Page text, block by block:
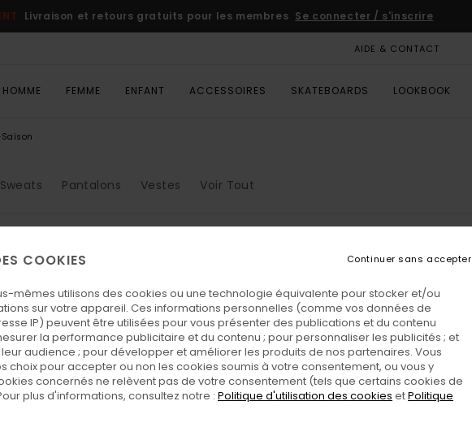
Livraison et retours gratuits pour les membres Se connecter / s'inscrire
AIDE & CONTACT
HOMME FEMME ENFANT ACCESSOIRES SKATEBOARDS LOOKBOOK
Sweats Pantalons Vestes Voir Tout
produits seront bientôt de retour
plaire
COOKIES
mêmes utilisons des cookies ou une technologie équivalente pour stocker et/ou
sur votre appareil. Ces informations personnelles (comme vos données de
IP) peuvent être utilisées pour vous présenter des publications et du contenu
la performance publicitaire et du contenu ; pour personnaliser les publicités ; et
audience ; pour développer et améliorer les produits de nos partenaires. Vous
choix pour accepter ou non les cookies soumis à votre consentement, ou vous y
concernés ne relèvent pas de votre consentement (tels que certains cookies de
plus d'informations, consultez notre : Politique d'utilisation des cookies etPolitique
Continuer sans accepter